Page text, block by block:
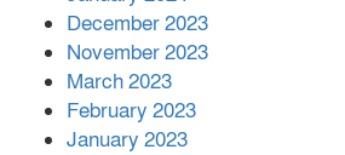
December 2023
November 2023
March 2023
February 2023
January 2023